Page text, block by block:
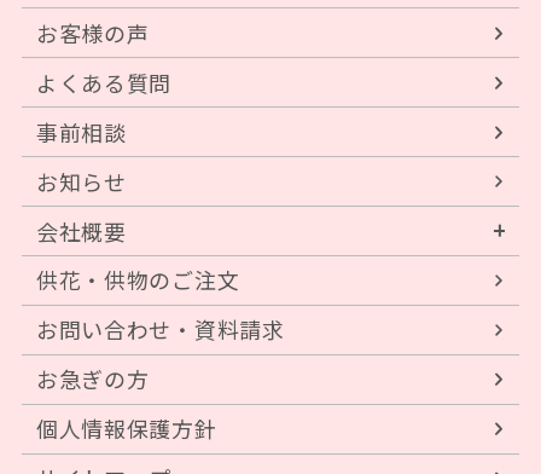
お客様の声
よくある質問
事前相談
お知らせ
会社概要
供花・供物のご注文
お問い合わせ・資料請求
お急ぎの方
個人情報保護方針